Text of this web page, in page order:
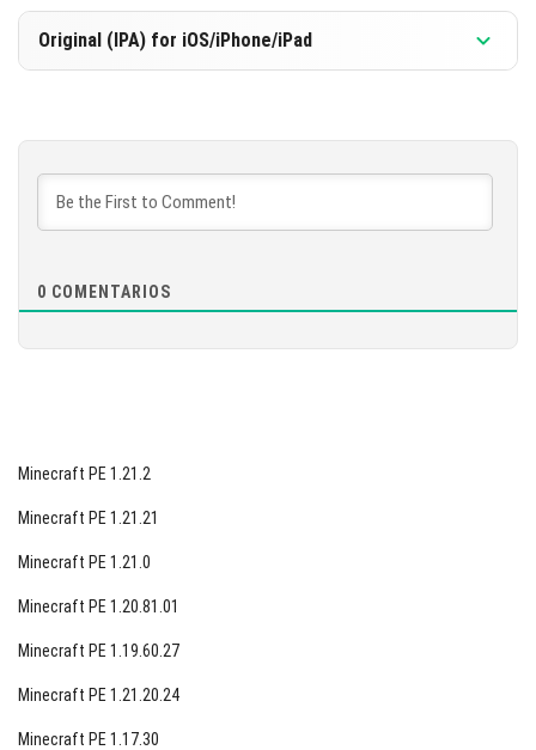
[592.81 MB]
Original (IPA) for iOS/iPhone/iPad
0 COMENTARIOS
Minecraft PE 1.21.2
Minecraft PE 1.21.21
Minecraft PE 1.21.0
Minecraft PE 1.20.81.01
Minecraft PE 1.19.60.27
Minecraft PE 1.21.20.24
Minecraft PE 1.17.30